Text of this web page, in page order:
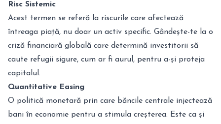
Risc Sistemic
Acest termen se referă la riscurile care afectează
întreaga piață, nu doar un activ specific. Gândește-te la o
criză financiară globală care determină investitorii să
caute refugii sigure, cum ar fi aurul, pentru a-și proteja
capitalul.
Quantitative Easing
O politică monetară prin care băncile centrale injectează
bani în economie pentru a stimula creșterea. Este ca și